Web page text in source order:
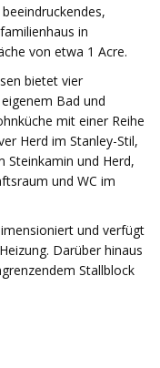
in
von etwa 1 Acre.
bietet vier
Bad und
mit einer Reihe
Herd im Stanley-Stil,
Steinkamin und Herd,
und WC im
und verfügt
Darüber hinaus
Stallblock